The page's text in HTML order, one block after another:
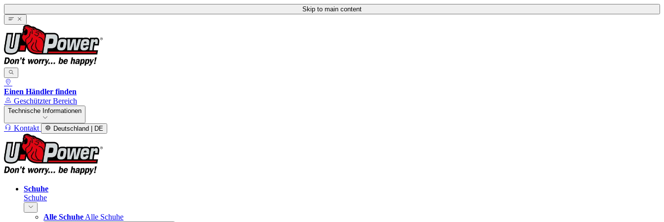
Skip to main content
Einen Händler finden
Geschützter Bereich
Technische Informationen
Kontakt Deutschland | DE
Schuhe
Schuhe
Alle Schuhe Alle Schuhe